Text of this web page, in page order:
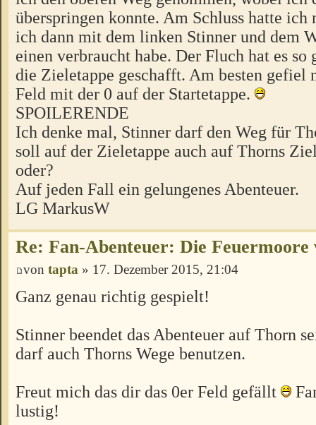
überspringen konnte. Am Schluss hatte ich
ich dann mit dem linken Stinner und dem
einen verbraucht habe. Der Fluch hat es so
die Zieletappe geschafft. Am besten gefiel
Feld mit der 0 auf der Startetappe.
SPOILERENDE
Ich denke mal, Stinner darf den Weg für
soll auf der Zieletappe auch auf Thorns
oder?
Auf jeden Fall ein gelungenes Abenteuer.
LG MarkusW
Re: Fan-Abenteuer: Die Feuermoore
von tapta » 17. Dezember 2015, 21:04
Ganz genau richtig gespielt!
Stinner beendet das Abenteuer auf Thorn
darf auch Thorns Wege benutzen.
Freut mich das dir das 0er Feld gefällt
lustig!